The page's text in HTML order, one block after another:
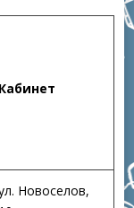
Кабинет
Новоселов,